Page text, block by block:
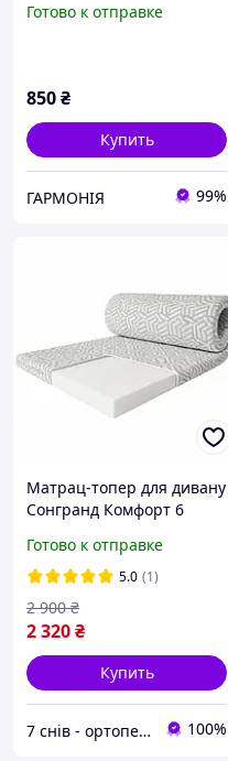
Готово к отправке
850₴
Купить
ГАРМОНІЯ 99%
Матрац-топер для дивану
Сонгранд Комфорт 6
Готово к отправке
5.0 (1)
2 320₴
2 900 ₴
Купить
7 снів - ортопедичні матраци та ліжка 100%